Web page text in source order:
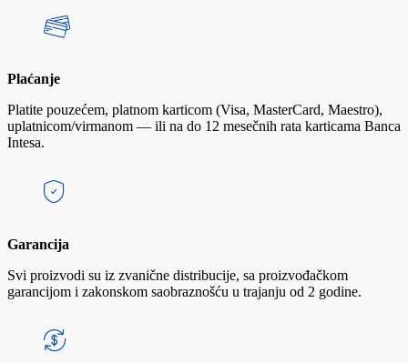
Plaćanje
Platite pouzećem, platnom karticom (Visa, MasterCard, Maestro),
uplatnicom/virmanom — ili na do 12 mesečnih rata karticama Banca
Intesa.
Garancija
Svi proizvodi su iz zvanične distribucije, sa proizvođačkom
garancijom i zakonskom saobraznošću u trajanju od 2 godine.